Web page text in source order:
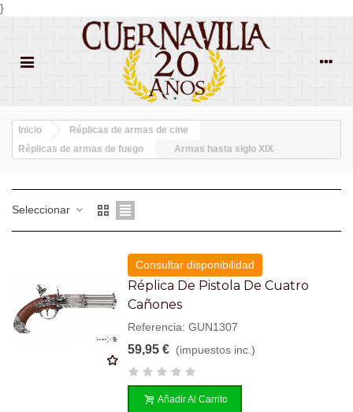
}
Inicio
Réplicas de armas de cine
Réplicas de armas de fuego
Armas hasta siglo XIX
Seleccionar
Consultar disponibilidad
Réplica De Pistola De Cuatro
Cañones
Referencia: GUN1307
59,95 € (impuestos inc.)
Añadir Al Carrito